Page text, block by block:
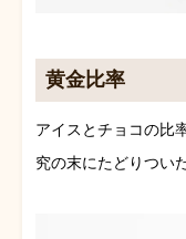
黄金比率
アイスとチョコの比
究の末にたどりつい